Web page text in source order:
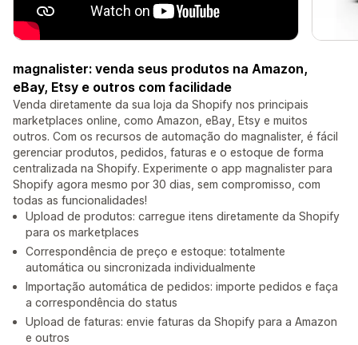
magnalister: venda seus produtos na Amazon,
eBay, Etsy e outros com facilidade
Venda diretamente da sua loja da Shopify nos principais
marketplaces online, como Amazon, eBay, Etsy e muitos
outros. Com os recursos de automação do magnalister, é fácil
gerenciar produtos, pedidos, faturas e o estoque de forma
centralizada na Shopify. Experimente o app magnalister para
Shopify agora mesmo por 30 dias, sem compromisso, com
todas as funcionalidades!
Upload de produtos: carregue itens diretamente da Shopify
para os marketplaces
Correspondência de preço e estoque: totalmente
automática ou sincronizada individualmente
Importação automática de pedidos: importe pedidos e faça
a correspondência do status
Upload de faturas: envie faturas da Shopify para a Amazon
e outros